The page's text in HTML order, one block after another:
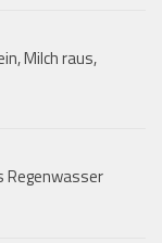
Milch raus,
Regenwasser